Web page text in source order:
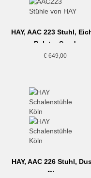
HAY, AAC 223 Stuhl,
Polster Sand
€649,00
HAY, AAC 226 Stuhl,
Blue